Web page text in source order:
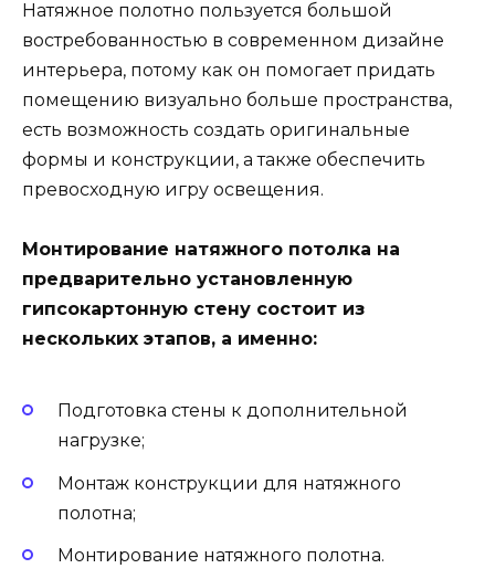
Натяжное полотно пользуется большой
востребованностью в современном дизайне
интерьера, потому как он помогает придать
помещению визуально больше пространства,
есть возможность создать оригинальные
формы и конструкции, а также обеспечить
превосходную игру освещения.
Монтирование натяжного потолка на
предварительно установленную
гипсокартонную стену состоит из
нескольких этапов, а именно:
Подготовка стены к дополнительной
нагрузке;
Монтаж конструкции для натяжного
полотна;
Монтирование натяжного полотна.